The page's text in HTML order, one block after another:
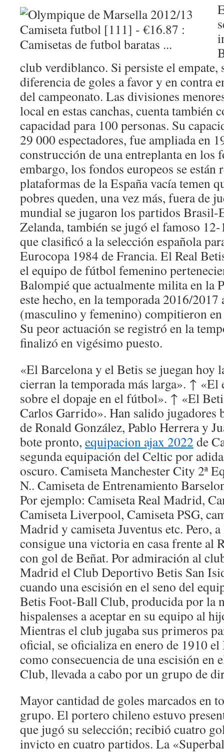
club verdiblanco. Si persiste el empate,
diferencia de goles a favor y en contra
del campeonato. Las divisiones
local en estas canchas, cuenta también
capacidad para 100 personas. Su
29 000 espectadores, fue ampliada en
construcción de una entreplanta en los
embargo, los fondos europeos se están
plataformas de la España vacía temen
pobres queden, una vez más, fuera de
mundial se jugaron los partidos Brasil-
Zelanda, también se jugó el famoso
que clasificó a la selección española
Eurocopa 1984 de Francia. El Real
el equipo de fútbol femenino
Balompié que actualmente milita en la
este hecho, en la temporada 2016/
(masculino y femenino) compitieron
Su peor actuación se registró en la
finalizó en vigésimo puesto.
«El Barcelona y el Betis se juegan hoy
cierran la temporada más larga». ↑ «El
sobre el dopaje en el fútbol». ↑ «El
Carlos Garrido». Han salido jugadores
de Ronald González, Pablo Herrera y
bote pronto, equipacion ajax 2022 de
segunda equipación del Celtic por
oscuro. Camiseta Manchester City 2ª
N.. Camiseta de Entrenamiento
Por ejemplo: Camiseta Real Madrid,
Camiseta Liverpool, Camiseta PSG,
Madrid y camiseta Juventus etc. Pero,
consigue una victoria en casa frente al
con gol de Beñat. Por admiración al
Madrid el Club Deportivo Betis San
cuando una escisión en el seno del
Betis Foot-Ball Club, producida por la
hispalenses a aceptar en su equipo al
Mientras el club jugaba sus primeros
oficial, se oficializa en enero de 1910
como consecuencia de una escisión en
Club, llevada a cabo por un grupo de
Mayor cantidad de goles marcados en
grupo. El portero chileno estuvo
que jugó su selección; recibió cuatro
invicto en cuatro partidos. La